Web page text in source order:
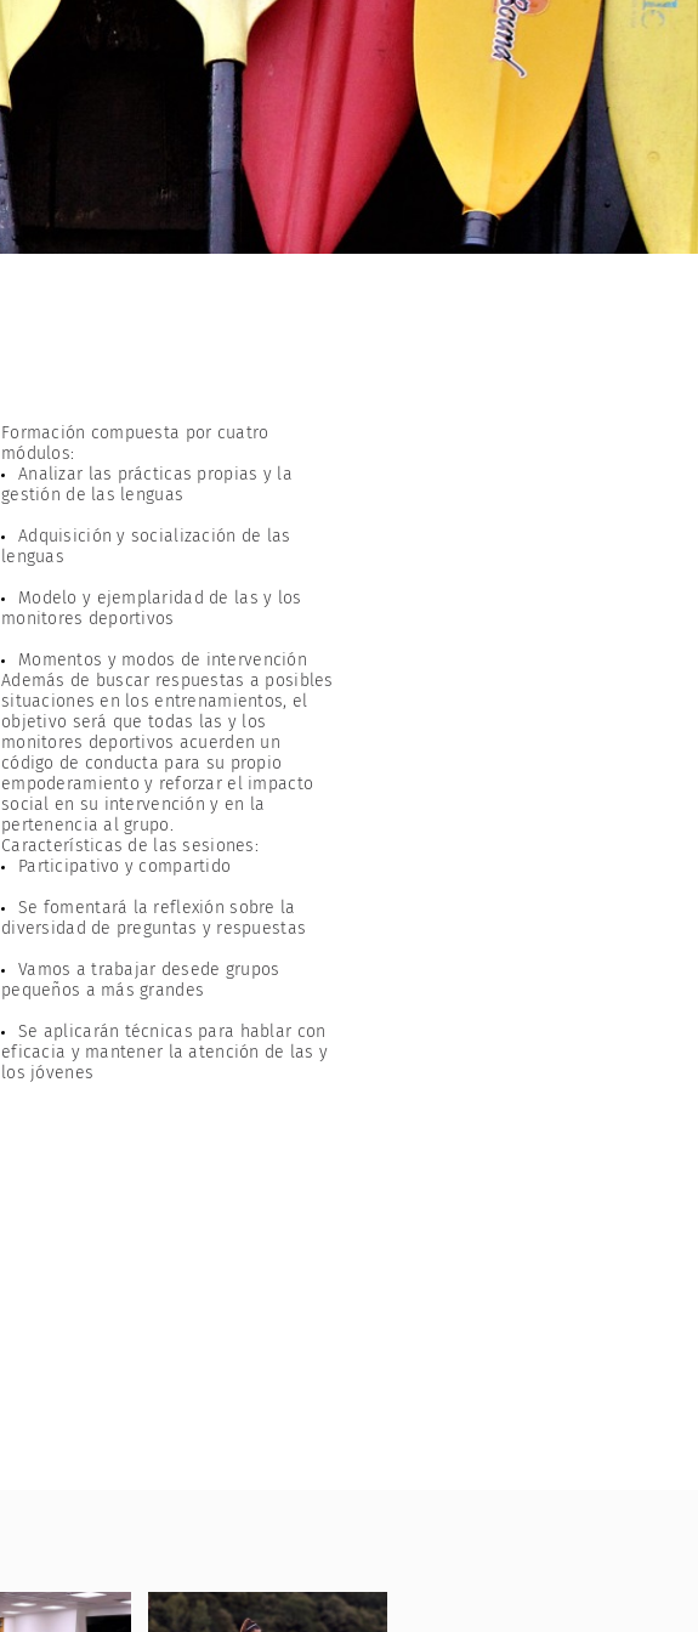
Formación compuesta por cuatro
módulos:
Analizar las prácticas propias y la
gestión de las lenguas
Adquisición y socialización de las
lenguas
Modelo y ejemplaridad de las y los
monitores deportivos
Momentos y modos de intervención
Además de buscar respuestas a posibles
situaciones en los entrenamientos, el
objetivo será que todas las y los
monitores deportivos acuerden un
código de conducta para su propio
empoderamiento y reforzar el impacto
social en su intervención y en la
pertenencia al grupo.
Características de las sesiones:
Participativo y compartido
Se fomentará la reflexión sobre la
diversidad de preguntas y respuestas
Vamos a trabajar desede grupos
pequeños a más grandes
Se aplicarán técnicas para hablar con
eficacia y mantener la atención de las y
los jóvenes